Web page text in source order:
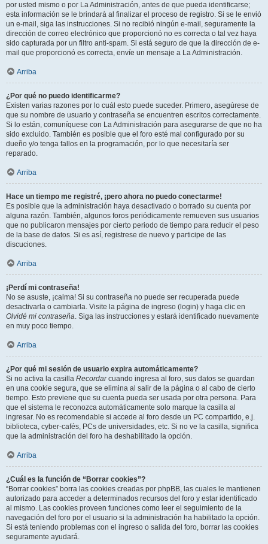
por usted mismo o por La Administración, antes de que pueda identificarse;
esta información se le brindará al finalizar el proceso de registro. Si se le envió
un e-mail, siga las instrucciones. Si no recibió ningún e-mail, seguramente la
dirección de correo electrónico que proporcionó no es correcta o tal vez haya
sido capturada por un filtro anti-spam. Si está seguro de que la dirección de e-
mail que proporcionó es correcta, envíe un mensaje a La Administración.
Arriba
¿Por qué no puedo identificarme?
Existen varias razones por lo cuál esto puede suceder. Primero, asegúrese de
que su nombre de usuario y contraseña se encuentren escritos correctamente.
Si lo están, comuníquese con La Administración para asegurarse de que no ha
sido excluido. También es posible que el foro esté mal configurado por su
dueño y/o tenga fallos en la programación, por lo que necesitaría ser
reparado.
Arriba
Hace un tiempo me registré, ¡pero ahora no puedo conectarme!
Es posible que la administración haya desactivado o borrado su cuenta por
alguna razón. También, algunos foros periódicamente remueven sus usuarios
que no publicaron mensajes por cierto periodo de tiempo para reducir el peso
de la base de datos. Si es así, registrese de nuevo y participe de las
discuciones.
Arriba
¡Perdí mi contraseña!
No se asuste, ¡calma! Si su contraseña no puede ser recuperada puede
desactivarla o cambiarla. Visite la página de ingreso (login) y haga clic en
Olvidé mi contraseña. Siga las instrucciones y estará identificado nuevamente
en muy poco tiempo.
Arriba
¿Por qué mi sesión de usuario expira automáticamente?
Si no activa la casilla Recordarcuando ingresa al foro, sus datos se guardan
en una cookie segura, que se elimina al salir de la página o al cabo de cierto
tiempo. Esto previene que su cuenta pueda ser usada por otra persona. Para
que el sistema le reconozca automáticamente solo marque la casilla al
ingresar. No es recomendable si accede al foro desde un PC compartido, e.j.
biblioteca, cyber-cafés, PCs de universidades, etc. Si no ve la casilla, significa
que la administración del foro ha deshabilitado la opción.
Arriba
¿Cuál es la función de “Borrar cookies”?
“Borrar cookies” borra las cookies creadas por phpBB, las cuales le mantienen
autorizado para acceder a determinados recursos del foro y estar identificado
al mismo. Las cookies proveen funciones como leer el seguimiento de la
navegación del foro por el usuario si la administración ha habilitado la opción.
Si está teniendo problemas con el ingreso o salida del foro, borrar las cookies
seguramente ayudará.